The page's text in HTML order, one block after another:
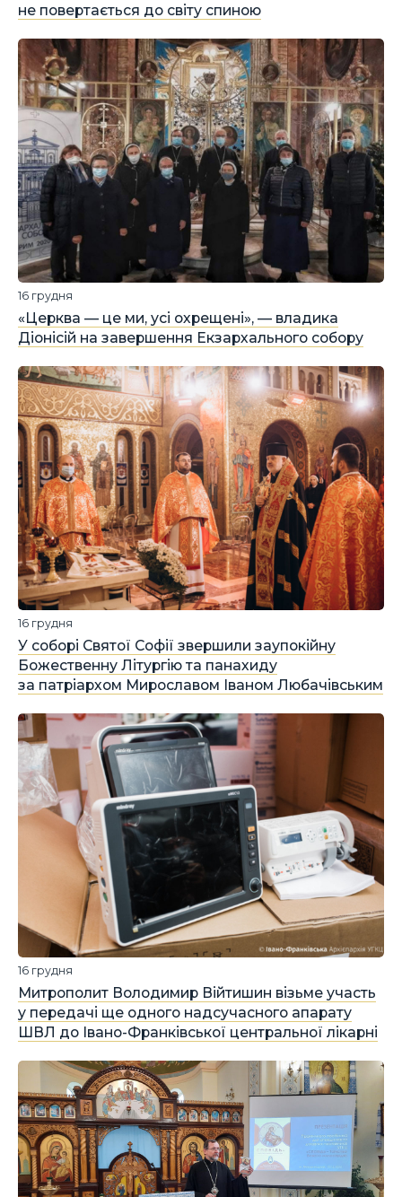
не повертається до світу спиною
«Церква — це ми, усі охрещені», — владика
Діонісій на завершення Екзархального собору
16 грудня
У соборі Святої Софії звершили заупокійну
Божественну Літургію та панахиду
за патріархом Мирославом Іваном Любачівським
16 грудня
Митрополит Володимир Війтишин візьме участь
у передачі ще одного надсучасного апарату
ШВЛ до Івано-Франківської центральної лікарні
16 грудня